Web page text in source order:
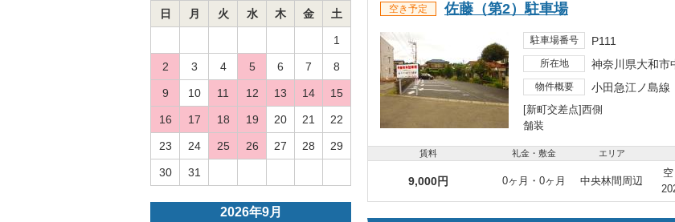
空き予定 佐藤（第2）駐車場
駐車場番号 P111
所在地 神奈川県大和市
物件概要 小田急江ノ島線
[新町交差点]西側
舗装
賃料 礼金・敷金 エリア
9,000円 0ヶ月・0ヶ月 中央林間周辺
日 月 火 水 木 金 土
1
2 3 4 5 6 7 8
9 10 11 12 13 14 15
16 17 18 19 20 21 22
23 24 25 26 27 28 29
30 31
2026年9月